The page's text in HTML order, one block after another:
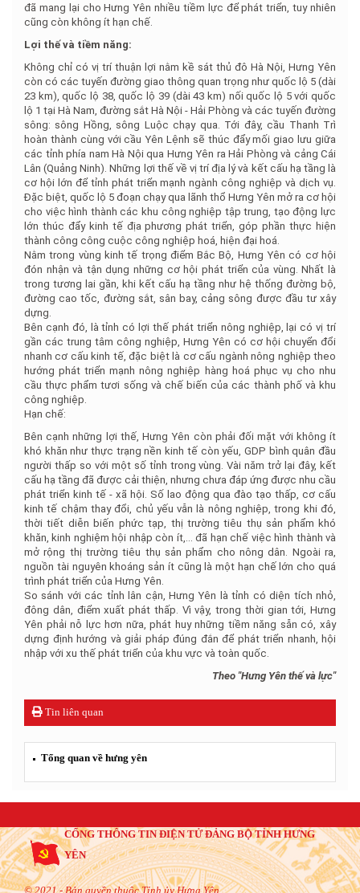
đã mang lại cho Hưng Yên nhiều tiềm lực để phát triển, tuy nhiên
cũng còn không ít hạn chế.
Lợi thế và tiềm năng:
Không chỉ có vị trí thuận lợi nằm kề sát thủ đô Hà Nội, Hưng Yên
còn có các tuyến đường giao thông quan trọng như quốc lộ 5 (dài
23 km), quốc lộ 38, quốc lộ 39 (dài 43 km) nối quốc lộ 5 với quốc
lộ 1 tại Hà Nam, đường sắt Hà Nội - Hải Phòng và các tuyến đường
sông: sông Hồng, sông Luộc chạy qua. Tới đây, cầu Thanh Trì
hoàn thành cùng với cầu Yên Lệnh sẽ thúc đẩy mối giao lưu giữa
các tỉnh phía nam Hà Nội qua Hưng Yên ra Hải Phòng và cảng Cái
Lân (Quảng Ninh). Những lợi thế về vị trí địa lý và kết cấu hạ tầng là
cơ hội lớn để tỉnh phát triển mạnh ngành công nghiệp và dịch vụ.
Đặc biệt, quốc lộ 5 đoạn chạy qua lãnh thổ Hưng Yên mở ra cơ hội
cho việc hình thành các khu công nghiệp tập trung, tạo động lực
lớn thúc đẩy kinh tế địa phương phát triển, góp phần thực hiện
thành công công cuộc công nghiệp hoá, hiện đại hoá.
Nằm trong vùng kinh tế trọng điểm Bắc Bộ, Hưng Yên có cơ hội
đón nhận và tận dụng những cơ hội phát triển của vùng. Nhất là
trong tương lai gần, khi kết cấu hạ tầng như hệ thống đường bộ,
đường cao tốc, đường sắt, sân bay, cảng sông được đầu tư xây
dựng.
Bên cạnh đó, là tỉnh có lợi thế phát triển nông nghiệp, lại có vị trí
gần các trung tâm công nghiệp, Hưng Yên có cơ hội chuyển đổi
nhanh cơ cấu kinh tế, đặc biệt là cơ cấu ngành nông nghiệp theo
hướng phát triển mạnh nông nghiệp hàng hoá phục vụ cho nhu
cầu thực phẩm tươi sống và chế biến của các thành phố và khu
công nghiệp.
Hạn chế:
Bên cạnh những lợi thế, Hưng Yên còn phải đối mặt với không ít
khó khăn như thực trạng nền kinh tế còn yếu, GDP bình quân đầu
người thấp so với một số tỉnh trong vùng. Vài năm trở lại đây, kết
cấu hạ tầng đã được cải thiện, nhưng chưa đáp ứng được nhu cầu
phát triển kinh tế - xã hội. Số lao động qua đào tạo thấp, cơ cấu
kinh tế chậm thay đổi, chủ yếu vẫn là nông nghiệp, trong khi đó,
thời tiết diễn biến phức tạp, thị trường tiêu thụ sản phẩm khó
khăn, kinh nghiệm hội nhập còn ít,... đã hạn chế việc hình thành và
mở rộng thị trường tiêu thụ sản phẩm cho nông dân. Ngoài ra,
nguồn tài nguyên khoáng sản ít cũng là một hạn chế lớn cho quá
trình phát triển của Hưng Yên.
So sánh với các tỉnh lân cận, Hưng Yên là tỉnh có diện tích nhỏ,
đông dân, điểm xuất phát thấp. Vì vậy, trong thời gian tới, Hưng
Yên phải nỗ lực hơn nữa, phát huy những tiềm năng sẵn có, xây
dựng định hướng và giải pháp đúng đắn để phát triển nhanh, hội
nhập với xu thế phát triển của khu vực và toàn quốc.
Theo "Hưng Yên thế và lực"
Tin liên quan
Tổng quan về hưng yên
CỔNG THÔNG TIN ĐIỆN TỬ ĐẢNG BỘ TỈNH HƯNG
YÊN
© 2021 - Bản quyền thuộc Tỉnh ủy Hưng Yên